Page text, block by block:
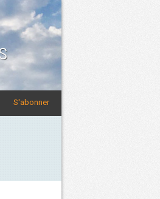
S'abonner